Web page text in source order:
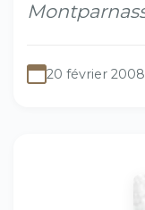
20 février 2008